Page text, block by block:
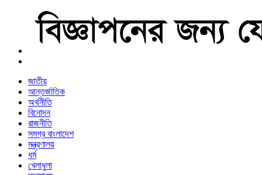
বাংলা নিউজ পেপার
জাতীয়
আন্তর্জাতিক
অর্থনীতি
বিনোদন
রাজনীতি
সমগ্র বাংলাদেশ
মন্ত্রণালয়
ধর্ম
খেলাধুলা